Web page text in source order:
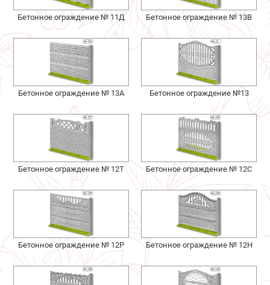
Бетонное ограждение № 11Д Бетонное ограждение № 13В
Бетонное ограждение № 13А Бетонное ограждение №13
Бетонное ограждение № 12Т Бетонное ограждение № 12С
Бетонное ограждение № 12Р Бетонное ограждение № 12Н